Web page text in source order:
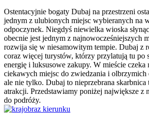
Ostentacyjnie bogaty Dubaj na przestrzeni
jednym z ulubionych miejsc wybieranych na
odpoczynek. Niegdyś niewielka wioska
obecnie jest jednym z najnowocześniejszych
rozwija się w niesamowitym tempie. Dubaj z
coraz więcej turystów, którzy przylatują tu po
energię i luksusowe zakupy. W mieście czeka
ciekawych miejsc do zwiedzania i
ale nie tylko. Dubaj to nieprzebrana skarbnica
atrakcji. Przedstawiamy poniżej największe z
do podróży.